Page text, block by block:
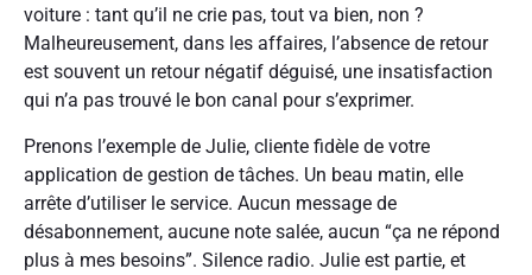
voiture : tant qu’il ne crie pas, tout va bien, non ?
Malheureusement, dans les affaires, l’absence de retour
est souvent un retour négatif déguisé, une insatisfaction
qui n’a pas trouvé le bon canal pour s’exprimer.
Prenons l’exemple de Julie, cliente fidèle de votre
application de gestion de tâches. Un beau matin, elle
arrête d’utiliser le service. Aucun message de
désabonnement, aucune note salée, aucun “ça ne répond
plus à mes besoins”. Silence radio. Julie est partie, et